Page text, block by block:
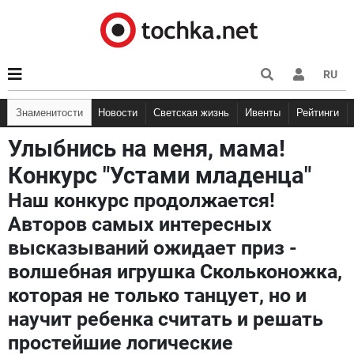
RU
Знаменитости Новости Светская жизнь Ивенты Рейтинги
Улыбнись на меня, мама!
Конкурс "Устами младенца"
Наш конкурс продолжается!
Авторов самых интересных
высказываний ожидает приз -
волшебная игрушка Скольконожка,
которая не только танцует, но и
научит ребенка считать и решать
простейшие логические